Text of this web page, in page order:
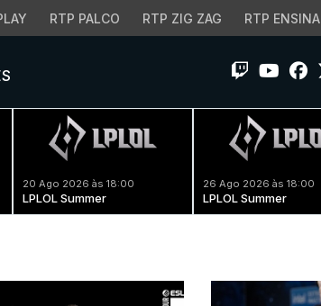
RTP PALCO RTP ZIG ZAG RTP ENSINA
20 Ago 2026 às 18:00
LPLOL Summer
26 Ago 2026 às 18:00
LPLOL Summer